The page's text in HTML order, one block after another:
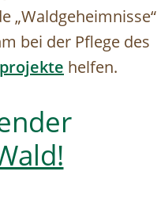
„Waldgeheimnisse“
bei der Pflege des
helfen.